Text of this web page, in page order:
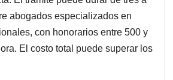
abogados especializados en
con honorarios entre 500 y
El costo total puede superar los